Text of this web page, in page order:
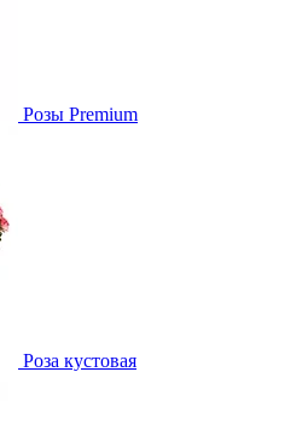
Розы Premium
Роза кустовая